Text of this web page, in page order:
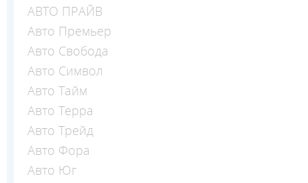
АВТО ПРАЙВ
Авто Премьер
Авто Свобода
Авто Символ
Авто Тайм
Авто Терра
Авто Трейд
Авто Фора
Авто Юг